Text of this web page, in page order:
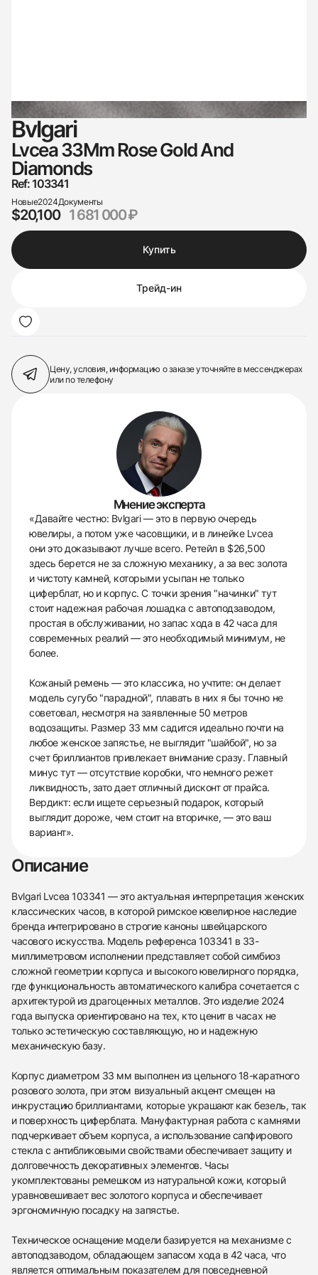
Bvlgari
Lvcea 33Mm Rose Gold And
Diamonds
Ref: 103341
Новые2024Документы
$20,100 1 681 000 ₽
Купить
Трейд-ин
Цену, условия, информацию о заказеуточняйте в мессенджерах
или по телефону
Мнение эксперта
«Давайте честно: Bvlgari — это в первую очередь
ювелиры, а потом уже часовщики, и в линейке Lvcea
они это доказывают лучше всего. Ретейл в $26,500
здесь берется не за сложную механику, а за вес золота
и чистоту камней, которыми усыпан не только
циферблат, но и корпус. С точки зрения "начинки" тут
стоит надежная рабочая лошадка с автоподзаводом,
простая в обслуживании, но запас хода в 42 часа для
современных реалий — это необходимый минимум, не
более.
Кожаный ремень — это классика, но учтите: он делает
модель сугубо "парадной", плавать в них я бы точно не
советовал, несмотря на заявленные 50 метров
водозащиты. Размер 33 мм садится идеально почти на
любое женское запястье, не выглядит "шайбой", но за
счет бриллиантов привлекает внимание сразу. Главный
минус тут — отсутствие коробки, что немного режет
ликвидность, зато дает отличный дисконт от прайса.
Вердикт: если ищете серьезный подарок, который
выглядит дороже, чем стоит на вторичке, — это ваш
вариант».
Описание
Bvlgari Lvcea 103341 — это актуальная интерпретация женских
классических часов, в которой римское ювелирное наследие
бренда интегрировано в строгие каноны швейцарского
часового искусства. Модель референса 103341 в 33-
миллиметровом исполнении представляет собой симбиоз
сложной геометрии корпуса и высокого ювелирного порядка,
где функциональность автоматического калибра сочетается с
архитектурой из драгоценных металлов. Это изделие 2024
года выпуска ориентировано на тех, кто ценит в часах не
только эстетическую составляющую, но и надежную
механическую базу.
Корпус диаметром 33 мм выполнен из цельного 18-каратного
розового золота, при этом визуальный акцент смещен на
инкрустацию бриллиантами, которые украшают как безель, так
и поверхность циферблата. Мануфактурная работа с камнями
подчеркивает объем корпуса, а использование сапфирового
стекла с антибликовыми свойствами обеспечивает защиту и
долговечность декоративных элементов. Часы
укомплектованы ремешком из натуральной кожи, который
уравновешивает вес золотого корпуса и обеспечивает
эргономичную посадку на запястье.
Техническое оснащение модели базируется на механизме с
автоподзаводом, обладающем запасом хода в 42 часа, что
является оптимальным показателем для повседневной